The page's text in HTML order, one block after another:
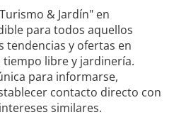
& Jardín" en
para todos aquellos
tendencias y ofertas en
libre y jardinería.
para informarse,
contacto directo con
similares.